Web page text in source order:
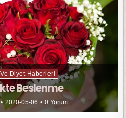
Diyet Haberleri
Beslenme
2020-05-06 0 Yorum